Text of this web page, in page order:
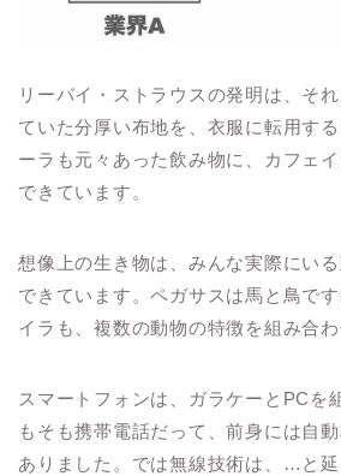
リーバイ・ストラウスの発明は、そ
ていた分厚い布地を、衣服に転用す
ーラも元々あった飲み物に、カフェ
できています。
想像上の生き物は、みんな実際にい
できています。ペガサスは馬と鳥で
イラも、複数の動物の特徴を組み合わ
スマートフォンは、ガラケーとPCを
もそも携帯電話だって、前身には自
ありました。では無線技術は、…と延